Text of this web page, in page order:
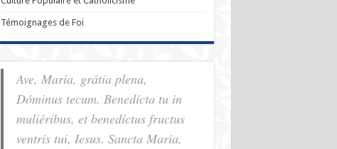
Témoignages de Foi
Ave, Maria, grátia plena,
Dóminus tecum. Benedícta tu in
muliéribus, et benedíctus fructus
ventris tui, Iesus. Sancta Maria,